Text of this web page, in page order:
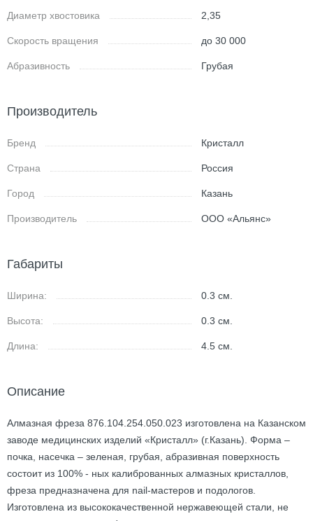
Диаметр хвостовика 2,35
Скорость вращения до 30 000
Абразивность Грубая
Производитель
Бренд Кристалл
Страна Россия
Город Казань
Производитель ООО «Альянс»
Габариты
Ширина: 0.3см.
Высота: 0.3см.
Длина: 4.5см.
Описание
Алмазная фреза 876.104.254.050.023 изготовлена на Казанском
заводе медицинских изделий «Кристалл» (г.Казань). Форма –
почка, насечка – зеленая, грубая, абразивная поверхность
состоит из 100% - ных калиброванных алмазных кристаллов,
фреза предназначена для nail-мастеров и подологов.
Изготовлена из высококачественной нержавеющей стали, не